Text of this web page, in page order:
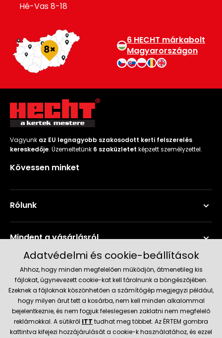
Hé-Vas 8-18
6 HECHT márkabolt
Magyarországon
Vagyunk az EU legnagyobb szakosodott kerti felszerelés
kereskedője. Üzemeltetünk 6 szaküzletet képzett személyzettel.
Kövessen minket
Rólunk
Mindent a vásárlásról
Szerviz és támogatás
Aktuális információk
Adatvédelmi és cookie-beállítások
Ahhoz, hogy minden megfelelően működjön, átmenetileg kis
fájlokat, úgynevezett cookie-kat kell tárolnunk a böngészőjében.
Ezeknek a fájloknak köszönhetően a számítógép megjegyzi például,
hogy milyen árut tett a kosárba, nem kell minden alkalommal
bejelentkeznie, és nem fogjuk feleslegesen zaklatni nem megfelelő
reklámokkal. A sütikről ITT tudhat meg többet. Az ÉRTEM gombra
kattintva kifejezi hozzájárulását a cookie-k használatához, és ezzel